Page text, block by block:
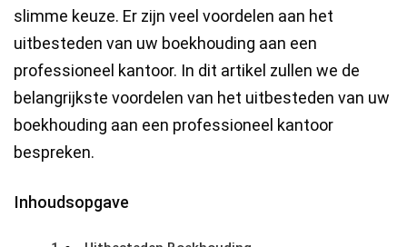
slimme keuze. Er zijn veel voordelen aan het
uitbesteden van uw boekhouding aan een
professioneel kantoor. In dit artikel zullen we de
belangrijkste voordelen van het uitbesteden van uw
boekhouding aan een professioneel kantoor
bespreken.
Inhoudsopgave